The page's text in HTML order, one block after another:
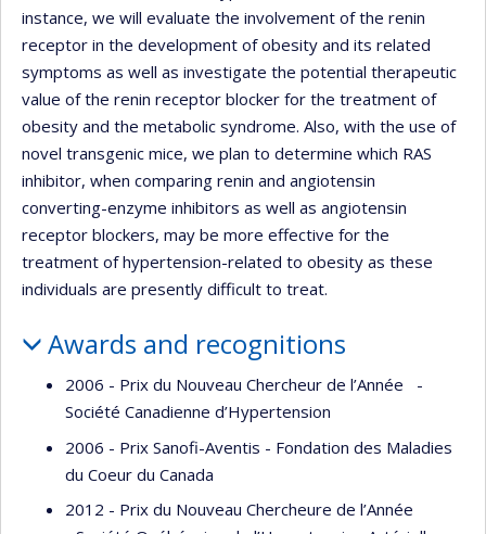
instance, we will evaluate the involvement of the renin
receptor in the development of obesity and its related
symptoms as well as investigate the potential therapeutic
value of the renin receptor blocker for the treatment of
obesity and the metabolic syndrome. Also, with the use of
novel transgenic mice, we plan to determine which RAS
inhibitor, when comparing renin and angiotensin
converting-enzyme inhibitors as well as angiotensin
receptor blockers, may be more effective for the
treatment of hypertension-related to obesity as these
individuals are presently difficult to treat.
Awards and recognitions
2006 - Prix du Nouveau Chercheur de l’Année -
Société Canadienne d’Hypertension
2006 - Prix Sanofi-Aventis - Fondation des Maladies
du Coeur du Canada
2012 - Prix du Nouveau Chercheure de l’Année